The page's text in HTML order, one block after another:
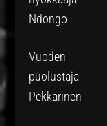
Ndongo
Vuoden
Pekkarinen